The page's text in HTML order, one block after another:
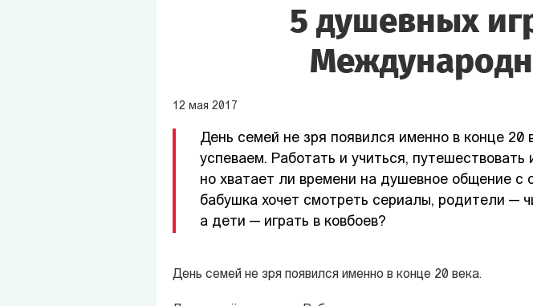
5 душевных
12 мая 2017
День cемей не зря появился именно в конце 20
успеваем. Работать и учиться, путешествовать
но хватает ли времени на душевное общение с
бабушка хочет смотреть сериалы, родители —
а дети — играть в ковбоев?
День семей не зря появился именно в конце 20 века.